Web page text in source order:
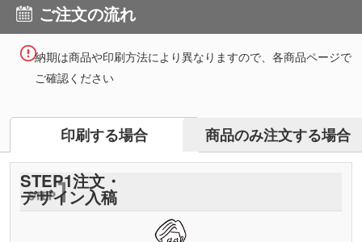
ご注文の流れ
納期は商品や印刷方法により異なりますので、各商品ページで
ご確認ください
印刷する場合 商品のみ注文する場合
STEP1注文・
デザイン入稿